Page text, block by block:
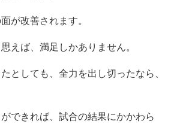
が改善されます。
えば、満足しかありません。
としても、全力を出し切ったなら、
できれば、試合の結果にかかわら